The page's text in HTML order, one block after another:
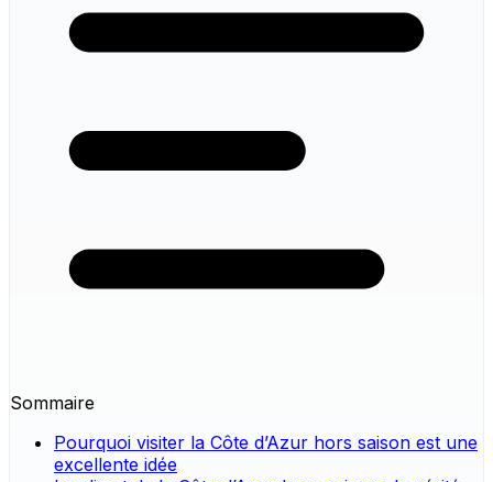
Sommaire
Pourquoi visiter la Côte d’Azur hors saison est une
excellente idée